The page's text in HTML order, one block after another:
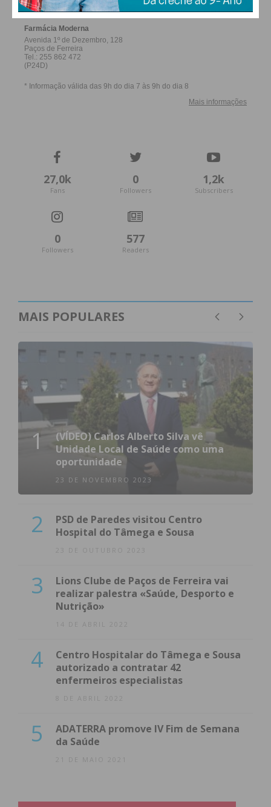
27,0k
Fans
0
Followers
1,2k
Subscribers
0
Followers
577
Readers
MAIS POPULARES
1
(VÍDEO) Carlos Alberto Silva vê
Unidade Local de Saúde como uma
oportunidade
23 DE NOVEMBRO 2023
2
PSD de Paredes visitou Centro
Hospital do Tâmega e Sousa
23 DE OUTUBRO 2023
3
Lions Clube de Paços de Ferreira vai
realizar palestra «Saúde, Desporto e
Nutrição»
14 DE ABRIL 2022
4
Centro Hospitalar do Tâmega e Sousa
autorizado a contratar 42
enfermeiros especialistas
8 DE ABRIL 2022
5
ADATERRA promove IV Fim de Semana
da Saúde
21 DE MAIO 2021